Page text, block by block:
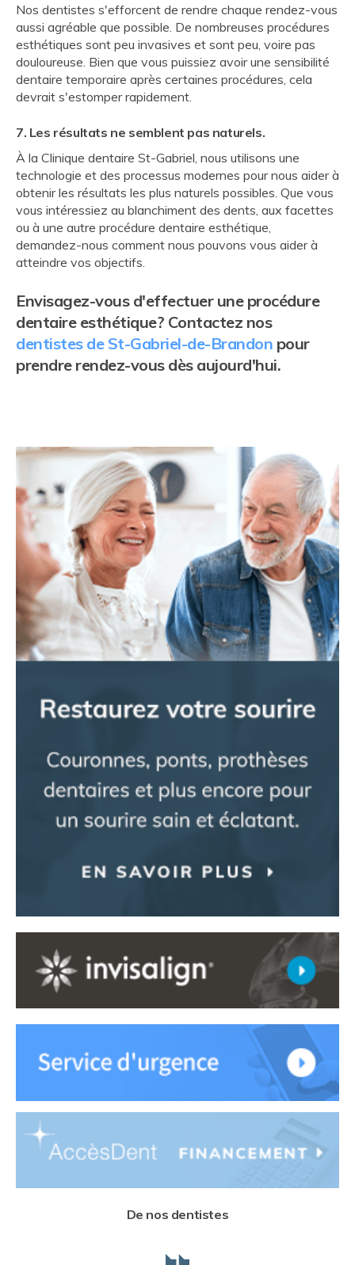
Nos dentistes s'efforcent de rendre chaque rendez-vous
aussi agréable que possible. De nombreuses procédures
esthétiques sont peu invasives et sont peu, voire pas
douloureuse. Bien que vous puissiez avoir une sensibilité
dentaire temporaire après certaines procédures, cela
devrait s'estomper rapidement.
7. Les résultats ne semblent pas naturels.
À la Clinique dentaire St-Gabriel, nous utilisons une
technologie et des processus modernes pour nous aider à
obtenir les résultats les plus naturels possibles. Que vous
vous intéressiez au blanchiment des dents, aux facettes
ou à une autre procédure dentaire esthétique,
demandez-nous comment nous pouvons vous aider à
atteindre vos objectifs.
Envisagez-vous d'effectuer une procédure
dentaire esthétique? Contactez nos
dentistes de St-Gabriel-de-Brandon pour
prendre rendez-vous dès aujourd'hui.
De nos dentistes